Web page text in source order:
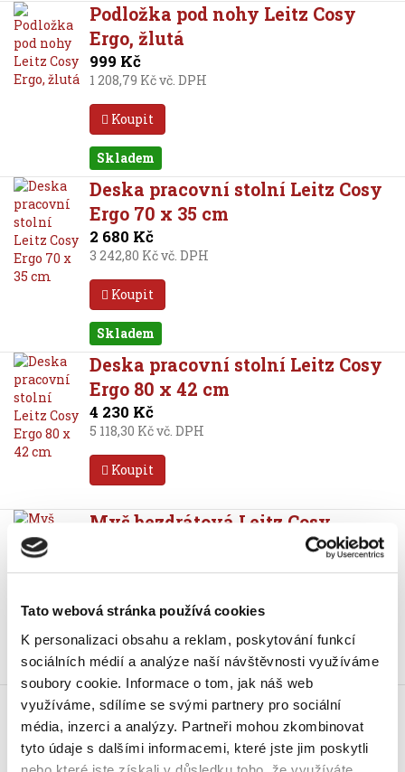
Tato webová stránka používá cookies
K personalizaci obsahu a reklam, poskytování funkcí
sociálních médií a analýze naší návštěvnosti využíváme
soubory cookie. Informace o tom, jak náš web
využíváme, sdílíme se svými partnery pro sociální
média, inzerci a analýzy. Partneři mohou zkombinovat
tyto údaje s dalšími informacemi, které jste jim poskytli
Podložka pod nohy Leitz Cosy
Ergo, žlutá
999 Kč
1 208,79 Kč vč. DPH
Koupit
Skladem
Deska pracovní stolní Leitz Cosy
Ergo 70 x 35 cm
2 680 Kč
3 242,80 Kč vč. DPH
Koupit
Skladem
Deska pracovní stolní Leitz Cosy
Ergo 80 x 42 cm
4 230 Kč
5 118,30 Kč vč. DPH
Koupit
Myš bezdrátová Leitz Cosy,
529 Kč
Skladem
Myš bezdrátová Leitz Cosy,
optická, šedá
485 Kč
586,85 Kč vč. DPH